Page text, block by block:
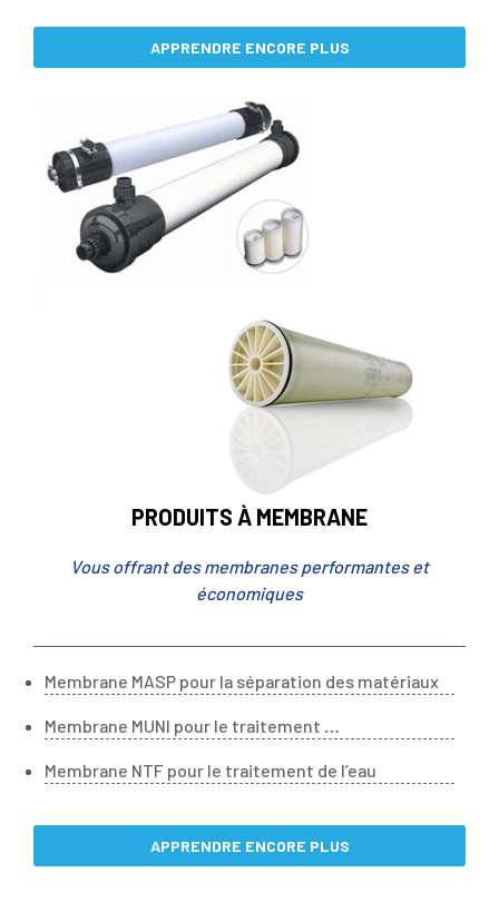
APPRENDRE ENCORE PLUS
PRODUITS À MEMBRANE
Vous offrant des membranes performantes et
économiques
Membrane MASP pour la séparation des matériaux
Membrane MUNI pour le traitement
de l’eau municipale
Membrane NTF pour le traitement de l’eau
APPRENDRE ENCORE PLUS